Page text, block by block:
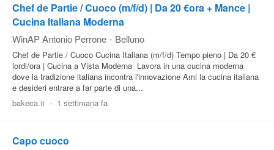
Chef de Partie / Cuoco (m/f/d) | Da 20 €ora + Mance |
Cucina Italiana Moderna
WinAP Antonio Perrone - Belluno
Chef de Partie / Cuoco Cucina Italiana (m/f/d) Tempo pieno | Da 20 €
lordi/ora | Cucina a Vista Moderna ‍ Lavora in una cucina moderna
dove la tradizione italiana incontra l'innovazione Ami la cucina italiana
e desideri entrare a far parte di una...
bakeca.it - 1 settimana fa
Capo cuoco